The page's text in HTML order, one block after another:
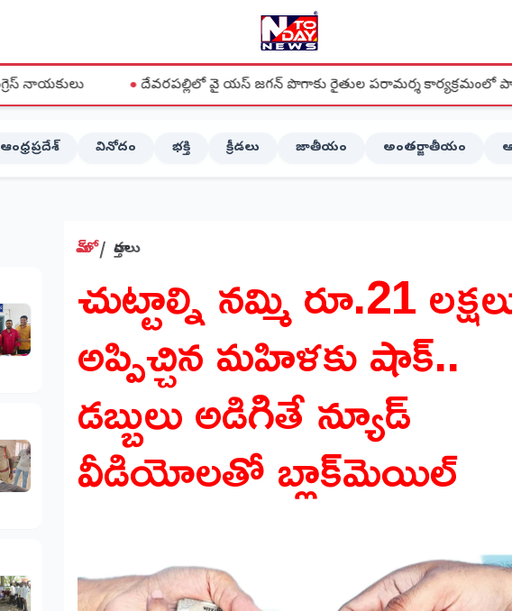
●దేవరపల్లిలో వై యస్ జగన్ పొగాకు రైతుల పరామర్శ కార్యక్రమంలో పాల్గొన్న జిల్లా
ఆంధ్రప్రదేశ్ వినోదం భక్తి క్రీడలు జాతీయం అంతర్జాతీయం
హోమ్ వార్తలు
చుట్టాల్ని నమ్మి రూ.21
అప్పిచ్చిన మహిళకు షాక్..
డబ్బులు అడిగితే న్యూడ్
వీడియోలతో బ్లాక్‌మెయిల్